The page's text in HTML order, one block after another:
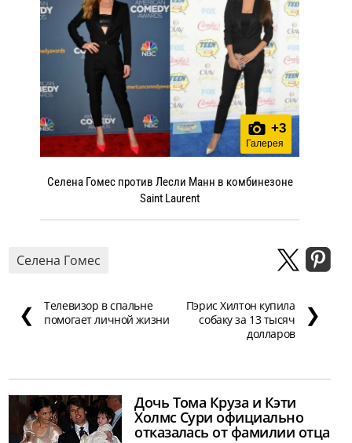
+3
Галерея
Селена Гомес против Лесли Манн в комбинезоне
Saint Laurent
Селена Гомес
❮
Телевизор в спальне
помогает личной жизни
Пэрис Хилтон купила
собаку за 13 тысяч
долларов
❯
Дочь Тома Круза и Кэти
Холмс Сури официально
отказалась от фамилии отца